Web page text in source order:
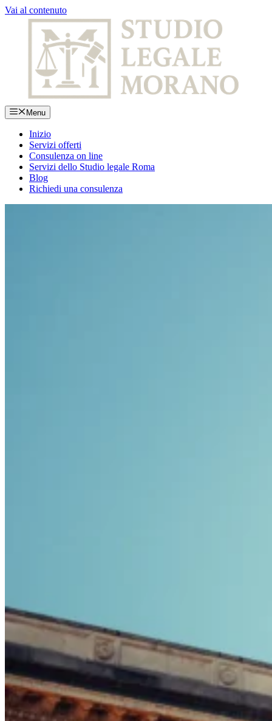
Vai al contenuto
Menu
Inizio
Servizi offerti
Consulenza on line
Servizi dello Studio legale Roma
Blog
Richiedi una consulenza